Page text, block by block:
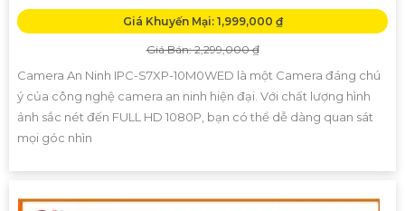
Giá Khuyến Mại: 1,999,000 ₫
Giá Bán: 2,299,000 ₫
Camera An Ninh IPC-S7XP-10M0WED là một Camera đáng chú
ý của công nghệ camera an ninh hiện đại. Với chất lượng hình
ảnh sắc nét đến FULL HD 1080P, bạn có thể dễ dàng quan sát
mọi góc nhìn